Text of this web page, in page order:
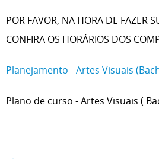
POR FAVOR, NA HORA DE FAZER
CONFIRA OS HORÁRIOS DOS
Planejamento - Artes Visuais
Plano de curso - Artes Visuais (